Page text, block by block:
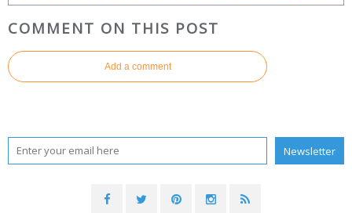
COMMENT ON THIS POST
Add a comment